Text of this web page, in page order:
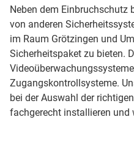
Neben dem Einbruchschutz
von anderen
im Raum Grötzingen und
Sicherheitspaket zu bieten.
Zugangskontrollsysteme.
bei der Auswahl der
fachgerecht installieren und